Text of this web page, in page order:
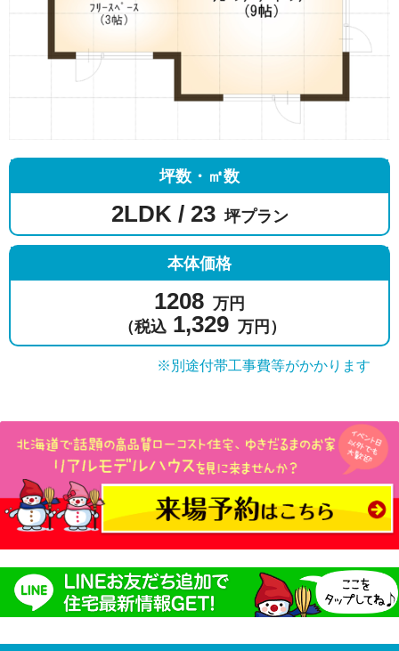
坪数・㎡数
2LDK / 23 坪プラン
本体価格
1208 万円
（税込1,329 万円）
※別途付帯工事費等がかかります